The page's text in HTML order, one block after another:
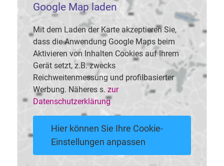
Google Map laden
Mit dem Laden der Karte akzeptieren Sie,
dass die Anwendung Google Maps beim
Aktivieren von Inhalten Cookies auf Ihrem
Gerät setzt, z.B. zwecks
Reichweitenmessung und profilbasierter
Werbung. Näheres s. zur
Datenschutzerklärung
Hier können Sie Ihre Cookie-
Einstellungen anpassen